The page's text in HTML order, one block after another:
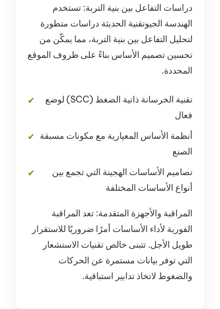
دراسات التفاعل بين بنية التربة: تستخدم
الهندسة الجيوتقنية الحديثة دراسات متطورة
لتحليل التفاعل بين بنية التربة، مما يمكّن من
تحسين تصميم الأساس بناءً على ظروف الموقع
المحددة.
تقنية الخرسانة ذاتية الضغط (SCC) لوضع
فعال
أنظمة الأساس المعيارية مع مكونات مسبقة
الصنع
تصاميم الأساسات الهجينة التي تجمع بين
أنواع الأساسات المختلفة
المراقبة والأجهزة المتقدمة: تعد المراقبة
الفورية لأداء الأساسات أمرًا ضروريًا للاستقرار
طويل الأجل. تتبنى خالص تقنيات الاستشعار
التي توفر بيانات مستمرة عن الحركات
والضغوط لاتخاذ تدابير استباقية.